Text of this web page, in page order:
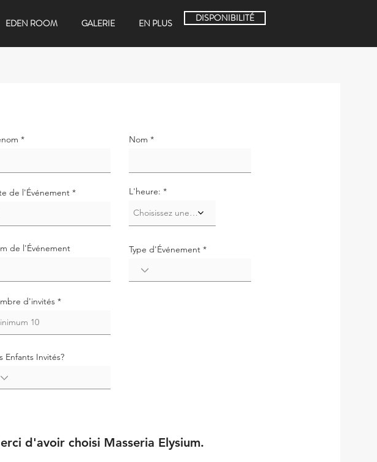
EDEN ROOM GALERIE EN PLUS DISPONIBILITÉ
Nom
de l'Événement *r
i
L'heure:
Choisissez une heure
de l'Événement Type d'Événement
d'invités
Enfants Invités?
d'avoir choisi Masseria Elysium.